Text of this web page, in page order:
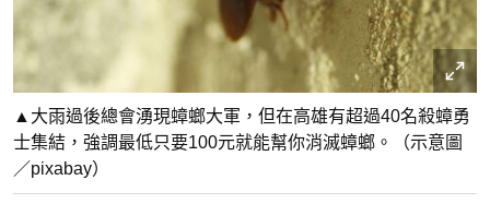
▲大雨過後總會湧現蟑螂大軍，但在高雄有超過40名殺蟑勇
士集結，強調最低只要100元就能幫你消滅蟑螂。（示意圖
／pixabay）